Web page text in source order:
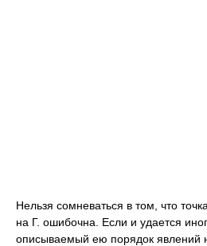
Нельзя сомневаться в том, что
на Г. ошибочна. Если и удается
описываемый ею порядок явлений